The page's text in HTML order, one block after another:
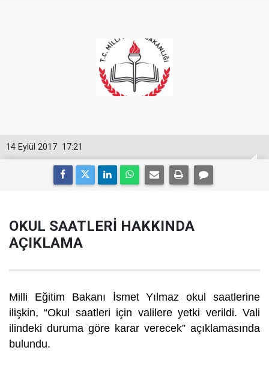
17:21
14 Eylül 2017
OKUL SAATLERİ HAKKINDA
AÇIKLAMA
Milli Eğitim Bakanı İsmet Yılmaz okul saatlerine
ilişkin, “Okul saatleri için valilere yetki verildi. Vali
ilindeki duruma göre karar verecek” açıklamasında
bulundu.